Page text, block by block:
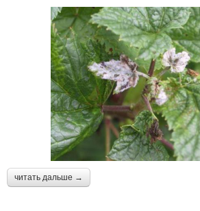
читать дальше →